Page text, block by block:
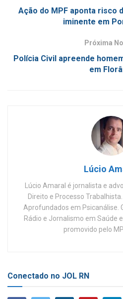
Ação do MPF aponta risco
iminente em
Próxima
Polícia Civil apreende
em
Lúcio
Lúcio Amaral é jornalista e
Direito e Processo
Aprofundados em Psicanálise.
Rádio e Jornalismo em Saúde
promovido pelo
Conectado no JOL RN